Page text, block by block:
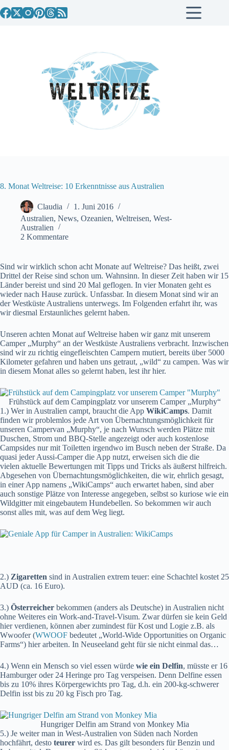
Inhalt
8. Monat Weltreise: 10 Erkenntnisse aus Australien
Claudia
1. Juni 2016
Australien, News, Ozeanien, Weltreisen, West-
Australien
2 Kommentare
Sind wir wirklich schon acht Monate auf Weltreise? Das heißt, zwei
Drittel der Reise sind schon um. Wahnsinn. In dieser Zeit haben wir 15
Länder bereist und sind 20 Mal geflogen. In vier Monaten geht es
wieder nach Hause zurück. Unfassbar. In diesem Monat sind wir an
der Westküste Australiens unterwegs. Im Folgenden erfahrt ihr, was
wir diesmal Erstaunliches gelernt haben.
Unseren achten Monat auf Weltreise haben wir ganz mit unserem
Camper „Murphy“ an der Westküste Australiens verbracht. Inzwischen
sind wir zu richtig eingefleischten Campern mutiert, bereits über 5000
Kilometer gefahren und haben uns getraut, „wild“ zu campen. Was wir
in diesem Monat alles so gelernt haben, lest ihr hier.
Frühstück auf dem Campingplatz vor unserem Camper „Murphy“
1.) Wer in Australien campt, braucht die App WikiCamps. Damit
finden wir problemlos jede Art von Übernachtungsmöglichkeit für
unseren Campervan „Murphy“, je nach Wunsch werden Plätze mit
Duschen, Strom und BBQ-Stelle angezeigt oder auch kostenlose
Campsides nur mit Toiletten irgendwo im Busch neben der Straße. Da
quasi jeder Aussi-Camper die App nutzt, erweisen sich die die
vielen aktuelle Bewertungen mit Tipps und Tricks als äußerst hilfreich.
Abgesehen von Übernachtungsmöglichkeiten, die wir, ehrlich gesagt,
in einer App namens „WikiCamps“ auch erwartet haben, sind aber
auch sonstige Plätze von Interesse angegeben, selbst so kuriose wie ein
Wildgitter mit eingebautem Hundebellen. So bekommen wir auch
sonst alles mit, was auf dem Weg liegt.
2.) Zigaretten sind in Australien extrem teuer: eine Schachtel kostet 25
AUD (ca. 16 Euro).
3.) Österreicher bekommen (anders als Deutsche) in Australien nicht
ohne Weiteres ein Work-and-Travel-Visum. Zwar dürfen sie kein Geld
hier verdienen, können aber zumindest für Kost und Logie z.B. als
Wwoofer (WWOOF bedeutet „World-Wide Opportunities on Organic
Farms“) hier arbeiten. In Neuseeland geht für sie nicht einmal das…
4.) Wenn ein Mensch so viel essen würde wie ein Delfin, müsste er 16
Hamburger oder 24 Heringe pro Tag verspeisen. Denn Delfine essen
bis zu 10% ihres Körpergewichts pro Tag, d.h. ein 200-kg-schwerer
Delfin isst bis zu 20 kg Fisch pro Tag.
Hungriger Delfin am Strand von Monkey Mia
5.) Je weiter man in West-Australien von Süden nach Norden
hochfährt, desto teurer wird es. Das gilt besonders für Benzin und